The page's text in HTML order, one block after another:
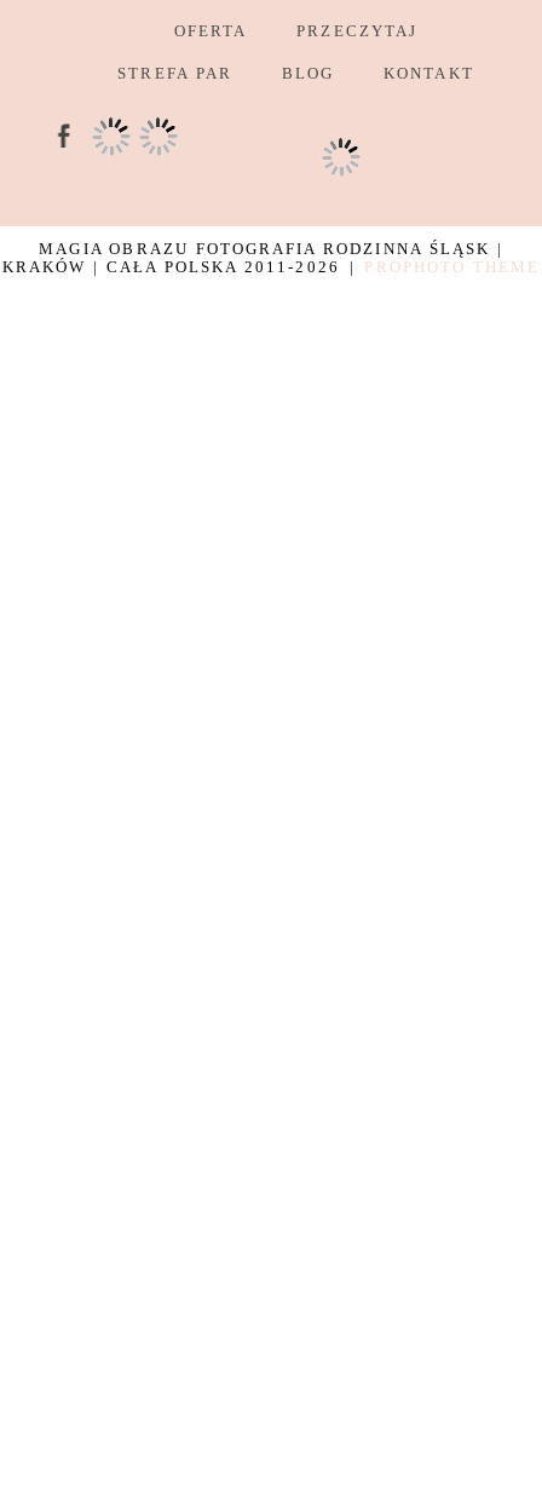
OFERTA PRZECZYTAJ
STREFA PAR BLOG KONTAKT
MAGIA OBRAZU FOTOGRAFIA RODZINNA ŚLĄSK |
KRAKÓW | CAŁA POLSKA 2011-2026
| PROPHOTO THEME